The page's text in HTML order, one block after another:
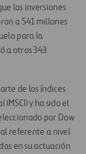
las inversiones
a 541 millones
para la
a otros 343
de los índices
y ha sido el
por Dow
referente a nivel
en su actuación